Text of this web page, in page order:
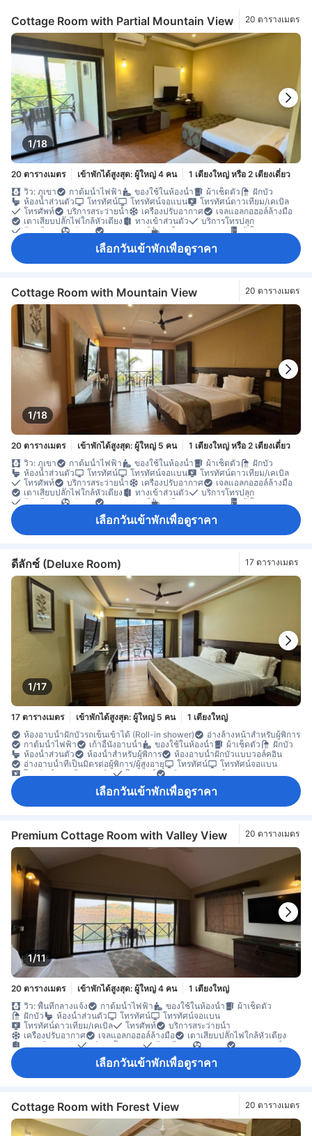
Cottage Room with Partial Mountain View 20 ตารางเมตร
1/18
20 ตารางเมตร เข้าพักได้สูงสุด: ผู้ใหญ่ 4 คน
1 เตียงใหญ่ หรือ 2 เตียงเดี่ยว
วิว: ภูเขา
กาต้มน้ำไฟฟ้า ของใช้ในห้องน้ำ ผ้าเช็ดตัว
ฝักบัว
ห้องน้ำส่วนตัว
โทรทัศน์ โทรทัศน์จอแบน
โทรทัศน์ดาวเทียม/เคเบิล
โทรศัพท์
บริการสระว่ายน้ำ เครื่องปรับอากาศ
เจลแอลกอฮอล์ล้างมือ
เตาเสียบปลั๊กไฟใกล้หัวเตียง
ทางเข้าส่วนตัว
บริการโทรปลุก
ผ้าปูที่นอน
พัดลม อะแดปเตอร์ เครื่องชงกาแฟ/ชา
ตู้เย็น
โต๊ะทำงาน ถังขยะ
พื้นไม้/ปาเกต์ ระเบียง/ชานเรือน
ตู้เสื้อผ้า
เลือกวันเข้าพักเพื่อดูราคา
Cottage Room with Mountain View 20 ตารางเมตร
1/18
20 ตารางเมตร เข้าพักได้สูงสุด: ผู้ใหญ่ 5 คน
1 เตียงใหญ่ หรือ 2 เตียงเดี่ยว
วิว: ภูเขา
กาต้มน้ำไฟฟ้า ของใช้ในห้องน้ำ ผ้าเช็ดตัว
ฝักบัว
ห้องน้ำส่วนตัว
โทรทัศน์ โทรทัศน์จอแบน
โทรทัศน์ดาวเทียม/เคเบิล
โทรศัพท์
บริการสระว่ายน้ำ เครื่องปรับอากาศ
เจลแอลกอฮอล์ล้างมือ
เตาเสียบปลั๊กไฟใกล้หัวเตียง
ทางเข้าส่วนตัว
บริการโทรปลุก
ผ้าปูที่นอน
พัดลม อะแดปเตอร์ เครื่องชงกาแฟ/ชา
ตู้เย็น
โต๊ะทำงาน ถังขยะ
พื้นไม้/ปาเกต์ ระเบียง/ชานเรือน ห้องพักชั้น G
เลือกวันเข้าพักเพื่อดูราคา
ดีลักซ์ (Deluxe Room) 17 ตารางเมตร
1/17
17 ตารางเมตร เข้าพักได้สูงสุด: ผู้ใหญ่ 5 คน
1 เตียงใหญ่
ห้องอาบน้ำฝักบัวรถเข็นเข้าได้ (Roll-in shower)
อ่างล้างหน้าสำหรับผู้พิการ
กาต้มน้ำไฟฟ้า
เก้าอี้นั่งอาบน้ำ ของใช้ในห้องน้ำ ผ้าเช็ดตัว
ฝักบัว
ห้องน้ำส่วนตัว
ห้องน้ำสำหรับผู้พิการ
ห้องอาบน้ำฝักบัวแบบวอล์คอิน
อ่างอาบน้ำที่เป็นมิตรต่อผู้พิการ/ผู้สูงอายุ
โทรทัศน์
โทรทัศน์จอแบน
โทรทัศน์ดาวเทียม/เคเบิล
โทรศัพท์
บริการสระว่ายน้ำ
เจลแอลกอฮอล์ล้างมือ
บริการโทรปลุก ผ้าปูที่นอน พัดลม
เครื่องปรับอากาศส่วนตัว
ตู้เซฟในห้องพัก
ห้องปลอดบุหรี่
เลือกวันเข้าพักเพื่อดูราคา
Premium Cottage Room with Valley View 20 ตารางเมตร
1/11
20 ตารางเมตร เข้าพักได้สูงสุด: ผู้ใหญ่ 4 คน
1 เตียงใหญ่
วิว: พื้นที่กลางแจ้ง
กาต้มน้ำไฟฟ้า ของใช้ในห้องน้ำ
ผ้าเช็ดตัว
ฝักบัว
ห้องน้ำส่วนตัว โทรทัศน์
โทรทัศน์จอแบน
โทรทัศน์ดาวเทียม/เคเบิล
โทรศัพท์
บริการสระว่ายน้ำ
เครื่องปรับอากาศ
เจลแอลกอฮอล์ล้างมือ
เตาเสียบปลั๊กไฟใกล้หัวเตียง
ทางเข้าส่วนตัว
บริการโทรปลุก ผ้าปูที่นอน พัดลม
อะแดปเตอร์
ตู้เย็น น้ำดื่มบรรจุขวด (ฟรี)
ถังขยะ
พื้นที่นั่งเล่น พื้นไม้/ปาเกต์
เลือกวันเข้าพักเพื่อดูราคา
Cottage Room with Forest View 20 ตารางเมตร